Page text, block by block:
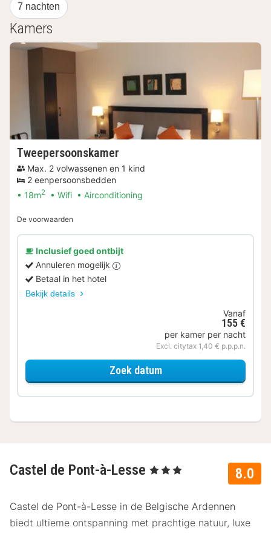
7 nachten
Kamers
Tweepersoonskamer
Max. 2 volwassenen en 1 kind
2 eenpersoonsbedden
18m2 Wifi Airconditioning
De voorwaarden
Inclusief goed ontbijt
Annuleren mogelijk
Betaal in het hotel
Bekijk details
Vanaf
155 €
per kamer per nacht
Excl. citytax 1,40 € p.p.p.n.
Zoek datumvoor
8.0
Castel de Pont-à-Lesse , 3 Sterren
Castel de Pont-à-Lesse in de Belgische Ardennen
biedt ultieme ontspanning met prachtige natuur, luxe